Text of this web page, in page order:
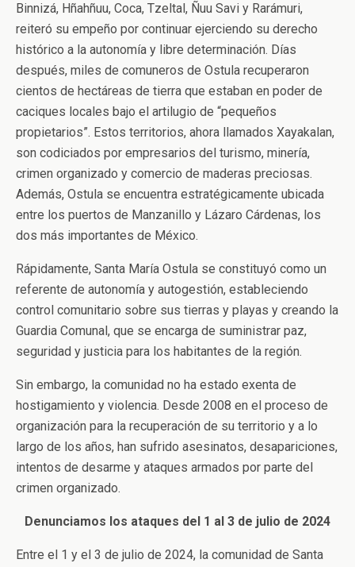
Binnizá, Hñahñuu, Coca, Tzeltal, Ñuu Savi y Rarámuri,
reiteró su empeño por continuar ejerciendo su derecho
histórico a la autonomía y libre determinación. Días
después, miles de comuneros de Ostula recuperaron
cientos de hectáreas de tierra que estaban en poder de
caciques locales bajo el artilugio de “pequeños
propietarios”. Estos territorios, ahora llamados Xayakalan,
son codiciados por empresarios del turismo, minería,
crimen organizado y comercio de maderas preciosas.
Además, Ostula se encuentra estratégicamente ubicada
entre los puertos de Manzanillo y Lázaro Cárdenas, los
dos más importantes de México.
Rápidamente, Santa María Ostula se constituyó como un
referente de autonomía y autogestión, estableciendo
control comunitario sobre sus tierras y playas y creando la
Guardia Comunal, que se encarga de suministrar paz,
seguridad y justicia para los habitantes de la región.
Sin embargo, la comunidad no ha estado exenta de
hostigamiento y violencia. Desde 2008 en el proceso de
organización para la recuperación de su territorio y a lo
largo de los años, han sufrido asesinatos, desapariciones,
intentos de desarme y ataques armados por parte del
crimen organizado.
Denunciamos los ataques del 1 al 3 de julio de 2024
Entre el 1 y el 3 de julio de 2024, la comunidad de Santa